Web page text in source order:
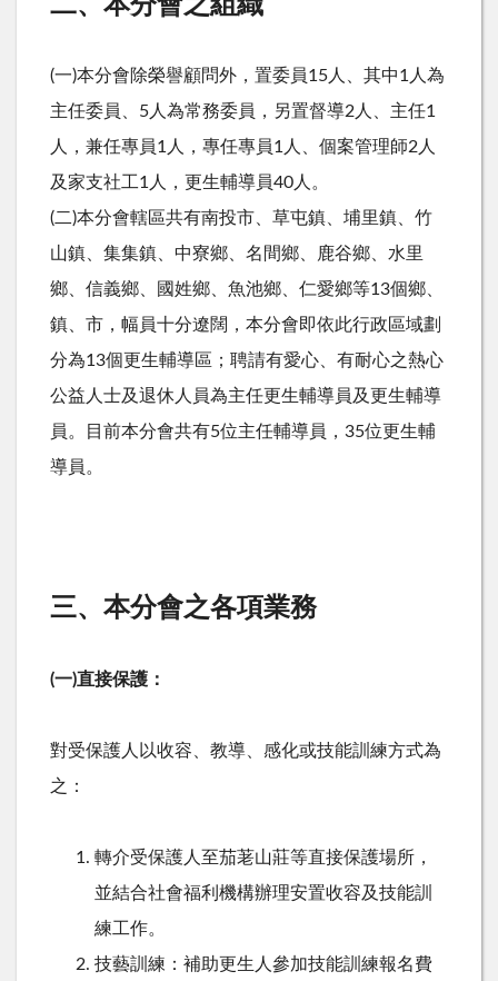
二、本分會之組織
(一)本分會除榮譽顧問外，置委員15人、其中1人為
主任委員、5人為常務委員，另置督導2人、主任1
人，兼任專員1人，專任專員1人、個案管理師2人
及家支社工1人，更生輔導員40人。
(二)本分會轄區共有南投市、草屯鎮、埔里鎮、竹
山鎮、集集鎮、中寮鄉、名間鄉、鹿谷鄉、水里
鄉、信義鄉、國姓鄉、魚池鄉、仁愛鄉等13個鄉、
鎮、市，幅員十分遼闊，本分會即依此行政區域劃
分為13個更生輔導區；聘請有愛心、有耐心之熱心
公益人士及退休人員為主任更生輔導員及更生輔導
員。目前本分會共有5位主任輔導員，35位更生輔
導員。
三、本分會之各項業務
(一)直接保護：
對受保護人以收容、教導、感化或技能訓練方式為
之：
轉介受保護人至茄荖山莊等直接保護場所，
並結合社會福利機構辦理安置收容及技能訓
練工作。
技藝訓練：補助更生人參加技能訓練報名費